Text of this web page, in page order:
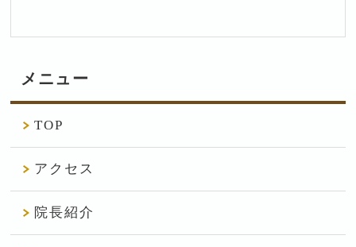
メニュー
TOP
アクセス
院長紹介